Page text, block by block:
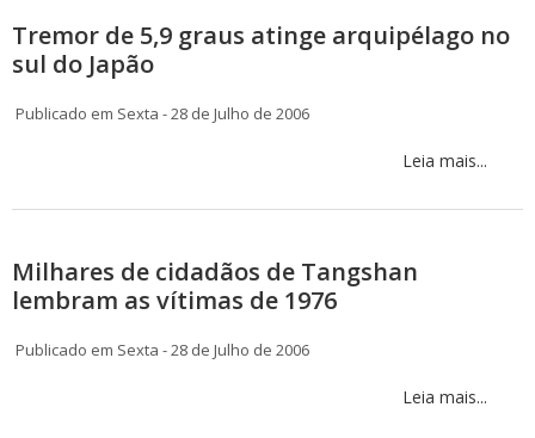
Tremor de 5,9 graus atinge arquipélago no
sul do Japão
Publicado em Sexta - 28 de Julho de 2006
Leia mais...
Milhares de cidadãos de Tangshan
lembram as vítimas de 1976
Publicado em Sexta - 28 de Julho de 2006
Leia mais...